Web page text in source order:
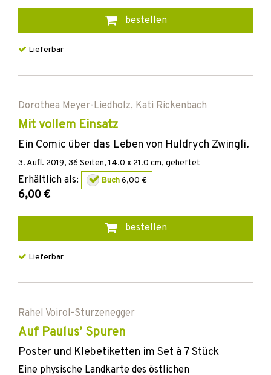
bestellen
Lieferbar
Dorothea Meyer-Liedholz, Kati Rickenbach
Mit vollem Einsatz
Ein Comic über das Leben von Huldrych Zwingli.
3. Aufl. 2019, 36 Seiten, 14.0 x 21.0 cm, geheftet
Erhältlich als: Buch6,00 €
6,00 €
bestellen
Lieferbar
Rahel Voirol-Sturzenegger
Auf Paulus’ Spuren
Poster und Klebetiketten im Set à 7 Stück
Eine physische Landkarte des östlichen